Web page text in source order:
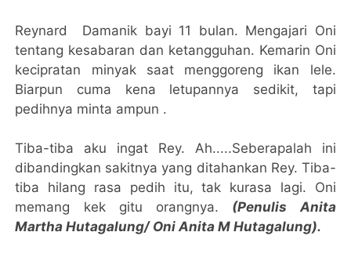
Reynard Damanik bayi 11 bulan. Mengajari Oni
tentang kesabaran dan ketangguhan. Kemarin Oni
kecipratan minyak saat menggoreng ikan lele.
Biarpun cuma kena letupannya sedikit, tapi
pedihnya minta ampun .
Tiba-tiba aku ingat Rey. Ah.....Seberapalah ini
dibandingkan sakitnya yang ditahankan Rey. Tiba-
tiba hilang rasa pedih itu, tak kurasa lagi. Oni
memang kek gitu orangnya. (Penulis Anita
Martha Hutagalung/ Oni Anita M Hutagalung).